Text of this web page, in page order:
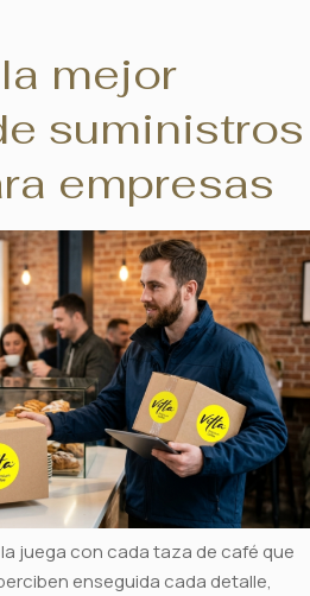
mejor
suministros
empresas
juega con cada taza de café que
enseguida cada detalle,